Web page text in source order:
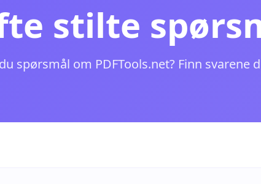
stilte
spørsmål om PDFTools.net? Finn svarene